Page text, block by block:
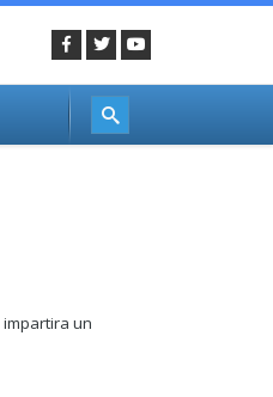
impartira un